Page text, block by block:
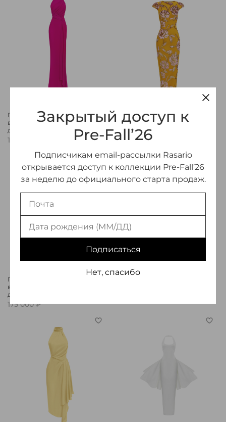
Платье макси из
вискозного крепа с
драпировкой и шлейфом
180 000 ₽
Платье миди из
панбархата с открытой
спиной
198 000 ₽
Платье миди из
вискозного крепа с
драпировкой
175 000 ₽
Закрытый доступ к
Pre-Fall’26
Подписчикам email-рассылки Rasario
открывается доступ к коллекции Pre-Fall’26
за неделю до официального старта продаж.
Подписаться
Нет, спасибо